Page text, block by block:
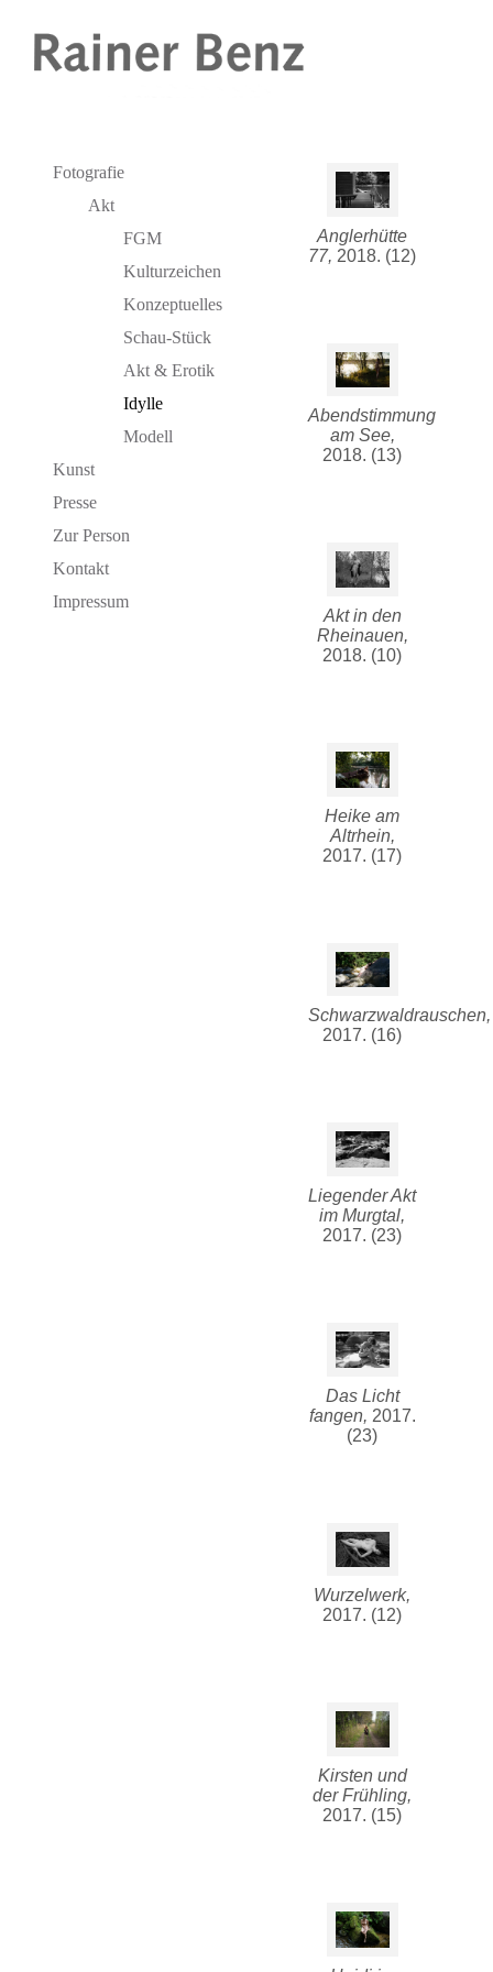
Fotografie
Akt
FGM
Kulturzeichen
Konzeptuelles
Schau-Stück
Akt & Erotik
Idylle
Modell
Kunst
Presse
Zur Person
Kontakt
Impressum
Anglerhütte
77, 2018. (12)
Abendstimmung
am See,
2018. (13)
Akt in den
Rheinauen,
2018. (10)
Heike am
Altrhein,
2017. (17)
Schwarzwaldrauschen,
2017. (16)
Liegender Akt
im Murgtal,
2017. (23)
Das Licht
fangen, 2017.
(23)
Wurzelwerk,
2017. (12)
Kirsten und
der Frühling,
2017. (15)